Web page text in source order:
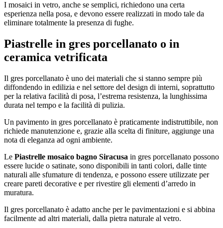
I mosaici in vetro, anche se semplici, richiedono una certa
esperienza nella posa, e devono essere realizzati in modo tale da
eliminare totalmente la presenza di fughe.
Piastrelle in gres porcellanato o in
ceramica vetrificata
Il gres porcellanato è uno dei materiali che si stanno sempre più
diffondendo in edilizia e nel settore del design di interni, soprattutto
per la relativa facilità di posa, l’estrema resistenza, la lunghissima
durata nel tempo e la facilità di pulizia.
Un pavimento in gres porcellanato è praticamente indistruttibile, non
richiede manutenzione e, grazie alla scelta di finiture, aggiunge una
nota di eleganza ad ogni ambiente.
Le Piastrelle mosaico bagno Siracusa in gres porcellanato possono
essere lucide o satinate, sono disponibili in tanti colori, dalle tinte
naturali alle sfumature di tendenza, e possono essere utilizzate per
creare pareti decorative e per rivestire gli elementi d’arredo in
muratura.
Il gres porcellanato è adatto anche per le pavimentazioni e si abbina
facilmente ad altri materiali, dalla pietra naturale al vetro.